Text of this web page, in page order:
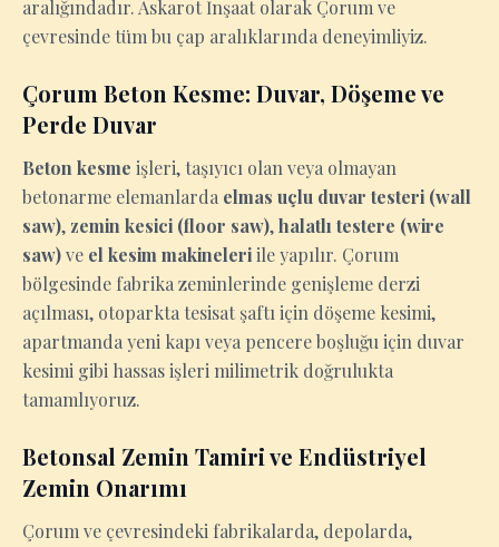
aralığındadır. Askarot İnşaat olarak Çorum ve
çevresinde tüm bu çap aralıklarında deneyimliyiz.
Çorum Beton Kesme: Duvar, Döşeme ve
Perde Duvar
Beton kesme işleri, taşıyıcı olan veya olmayan
betonarme elemanlarda elmas uçlu duvar testeri (wall
saw), zemin kesici (floor saw),halatlı testere (wire
saw)ve el kesim makineleriile yapılır. Çorum
bölgesinde fabrika zeminlerinde genişleme derzi
açılması, otoparkta tesisat şaftı için döşeme kesimi,
apartmanda yeni kapı veya pencere boşluğu için duvar
kesimi gibi hassas işleri milimetrik doğrulukta
tamamlıyoruz.
Betonsal Zemin Tamiri ve Endüstriyel
Zemin Onarımı
Çorum ve çevresindeki fabrikalarda, depolarda,